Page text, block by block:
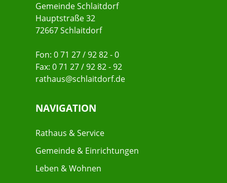
Gemeinde Schlaitdorf
Hauptstraße 32
72667 Schlaitdorf
Fon: 0 71 27 / 92 82 - 0
Fax: 0 71 27 / 92 82 - 92
rathaus@schlaitdorf.de
NAVIGATION
Rathaus & Service
Gemeinde & Einrichtungen
Leben & Wohnen